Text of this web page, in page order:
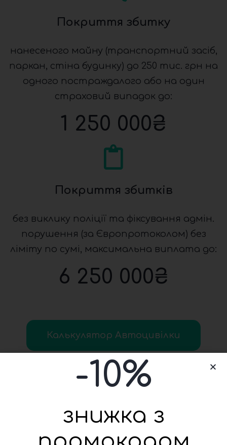
Покриття збитку
нанесеного майну (транспортний засіб,
паркан, стіна будинку) до 250 тис. грн на
одного постраждалого або на один
страховий випадок до:
1 250 000₴
Покриття збитків
без виклику поліції та фіксування адмін.
порушення (за Європротоколом) без
ліміту по сумі, максимальна виплата до:
6 250 000₴
Калькулятор Автоцивілки
-10%
знижка з